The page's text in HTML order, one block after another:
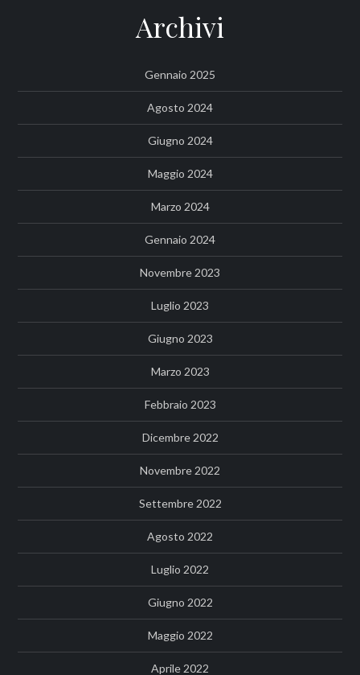
Archivi
Gennaio 2025
Agosto 2024
Giugno 2024
Maggio 2024
Marzo 2024
Gennaio 2024
Novembre 2023
Luglio 2023
Giugno 2023
Marzo 2023
Febbraio 2023
Dicembre 2022
Novembre 2022
Settembre 2022
Agosto 2022
Luglio 2022
Giugno 2022
Maggio 2022
Aprile 2022